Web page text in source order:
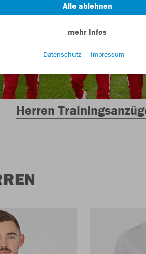
Herren
Alle ablehnen
mehr Infos
Datenschutz Impressum